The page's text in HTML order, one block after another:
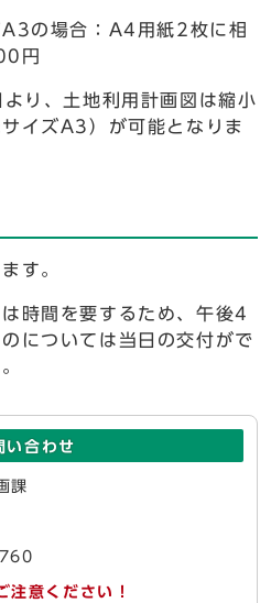
の場合：A4用紙2枚に相
円
り、土地利用計画図は縮小
イズA3）が可能となりま
す。
時間を要するため、午後4
については当日の交付がで
い合わせ
課
注意ください！